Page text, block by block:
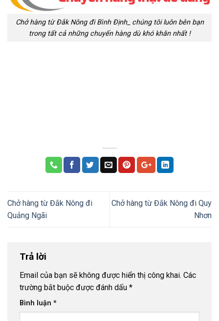
Chở hàng từ Đắk Nông đi Bình Định_ chúng tôi luôn bên bạn
trong tất cả những chuyến hàng dù khó khăn nhất !
Chở hàng từ Đắk Nông đi
Quảng Ngãi
Chở hàng từ Đắk Nông đi Quy
Nhơn
Trả lời
Email của bạn sẽ không được hiển thị công khai. Các
trường bắt buộc được đánh dấu *
Bình luận *